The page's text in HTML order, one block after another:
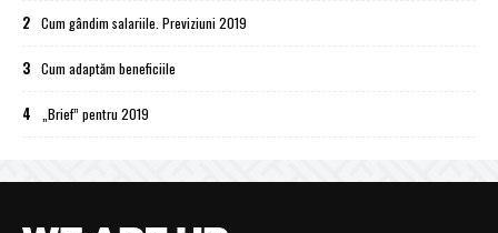
2 Cum gândim salariile. Previziuni 2019
3 Cum adaptăm beneficiile
4 „Brief” pentru 2019